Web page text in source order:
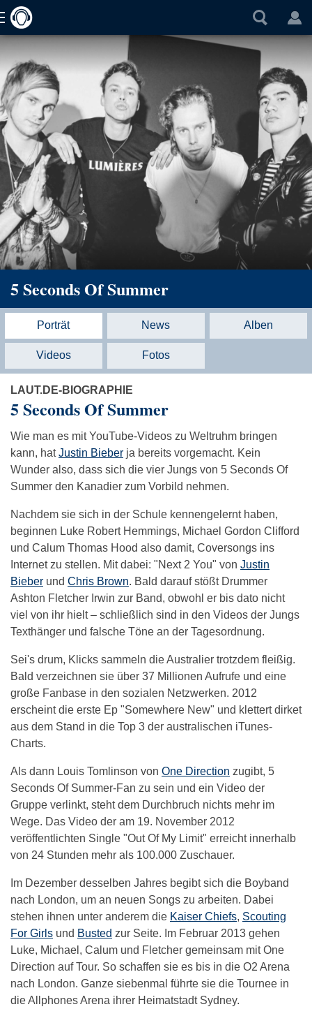
5 Seconds Of Summer
Porträt News Alben
Videos Fotos
LAUT.DE-BIOGRAPHIE
5 Seconds Of Summer
Wie man es mit YouTube-Videos zu Weltruhm bringen
kann, hatJustin Bieber ja bereits vorgemacht. Kein
Wunder also, dass sich die vier Jungs von 5 Seconds Of
Summer den Kanadier zum Vorbild nehmen.
Nachdem sie sich in der Schule kennengelernt haben,
beginnen Luke Robert Hemmings, Michael Gordon Clifford
und Calum Thomas Hood also damit, Coversongs ins
Internet zu stellen. Mit dabei: "Next 2 You" von Justin
Bieber und Chris Brown. Bald darauf stößt Drummer
Ashton Fletcher Irwin zur Band, obwohl er bis dato nicht
viel von ihr hielt – schließlich sind in den Videos der Jungs
Texthänger und falsche Töne an der Tagesordnung.
Sei's drum, Klicks sammeln die Australier trotzdem fleißig.
Bald verzeichnen sie über 37 Millionen Aufrufe und eine
große Fanbase in den sozialen Netzwerken. 2012
erscheint die erste Ep "Somewhere New" und klettert dirket
aus dem Stand in die Top 3 der australischen iTunes-
Charts.
Als dann Louis Tomlinson von One Direction zugibt, 5
Seconds Of Summer-Fan zu sein und ein Video der
Gruppe verlinkt, steht dem Durchbruch nichts mehr im
Wege. Das Video der am 19. November 2012
veröffentlichten Single "Out Of My Limit" erreicht innerhalb
von 24 Stunden mehr als 100.000 Zuschauer.
Im Dezember desselben Jahres begibt sich die Boyband
nach London, um an neuen Songs zu arbeiten. Dabei
stehen ihnen unter anderem die Kaiser Chiefs, Scouting
For Girls und Busted zur Seite. Im Februar 2013 gehen
Luke, Michael, Calum und Fletcher gemeinsam mit One
Direction auf Tour. So schaffen sie es bis in die O2 Arena
nach London. Ganze siebenmal führte sie die Tournee in
die Allphones Arena ihrer Heimatstadt Sydney.